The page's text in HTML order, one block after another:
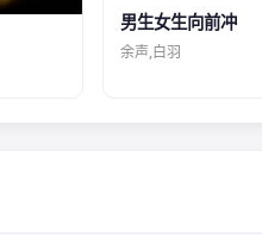
男生女生向前冲
余声,白羽